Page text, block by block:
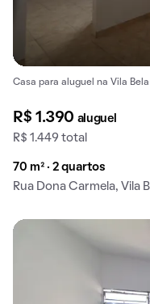
Casa para aluguel na Vila
R$ 1.390 aluguel
R$ 1.449 total
70 m² · 2 quartos
Rua Dona Carmela, Vila